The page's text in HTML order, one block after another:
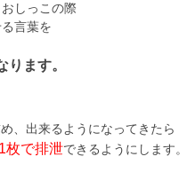
しっこの際
言葉を
ります。
、出来るようになってきたら
枚で排泄できるようにします。